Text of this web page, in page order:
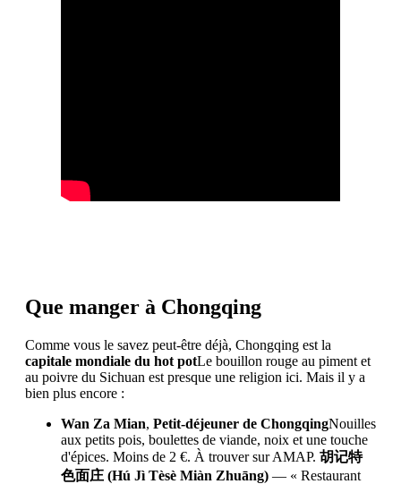
Que manger à Chongqing
Comme vous le savez peut-être déjà, Chongqing est la
capitale mondiale du hot potLe bouillon rouge au piment et
au poivre du Sichuan est presque une religion ici. Mais il y a
bien plus encore :
Wan Za Mian, Petit-déjeuner de ChongqingNouilles
aux petits pois, boulettes de viande, noix et une touche
d'épices. Moins de 2 €. À trouver sur AMAP. 胡记特
色面庄 (Hú Jì Tèsè Miàn Zhuāng) — « Restaurant